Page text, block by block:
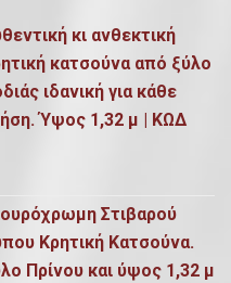
κι ανθεκτική
κατσούνα από ξύλο
ιδανική για κάθε
Ύψος 1,32 μ | ΚΩΔ
Στιβαρού
Κρητική Κατσούνα.
Πρίνου και ύψος 1,32 μ